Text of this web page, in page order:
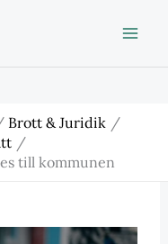
Brott & Juridik
till kommunen